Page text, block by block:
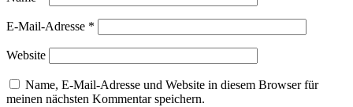
E-Mail-Adresse *
Website
Name, E-Mail-Adresse und Website in diesem Browser für
meinen nächsten Kommentar speichern.